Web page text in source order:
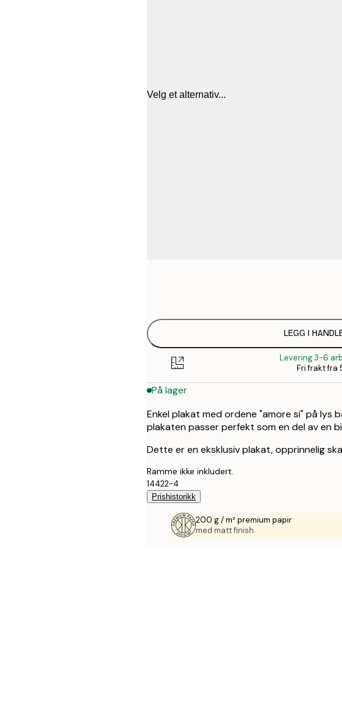
Velg et alternativ...
LEGG I
Levering 3-6
Fri frakt fra
På lager
Enkel plakat med ordene "amore si" på lys
plakaten passer perfekt som en del av en
Dette er en eksklusiv plakat, opprinnelig
Ramme ikke inkludert.
14422-4
Prishistorikk
200 g / m² premium papir
med matt finish.